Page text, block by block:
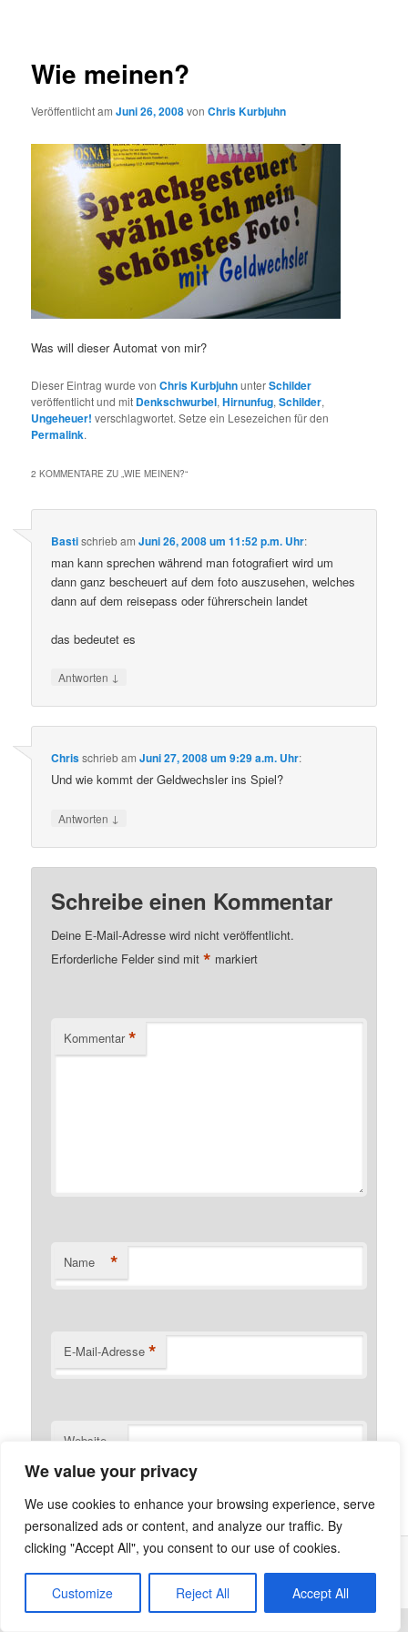
We value your privacy
We use cookies to enhance your browsing experience, serve
personalized ads or content, and analyze our traffic. By
clicking "Accept All", you consent to our use of cookies.
Customize Reject All Accept All
Wie meinen?
Veröffentlicht amJuni 26, 2008vonChris Kurbjuhn
Was will dieser Automat von mir?
Dieser Eintrag wurde vonChris KurbjuhnunterSchilder
veröffentlicht und mit Denkschwurbel,Hirnunfug,Schilder,
Ungeheuer! verschlagwortet. Setze ein Lesezeichen für den
Permalink.
2 KOMMENTARE ZU „WIE MEINEN?“
BastischriebamJuni 26, 2008 um 11:52 p.m. Uhr:
man kann sprechen während man fotografiert wird um
dann ganz bescheuert auf dem foto auszusehen, welches
dann auf dem reisepass oder führerschein landet
das bedeutet es
Antworten ↓
ChrisschriebamJuni 27, 2008 um 9:29 a.m. Uhr:
Und wie kommt der Geldwechsler ins Spiel?
Antworten ↓
Schreibe einen Kommentar
Deine E-Mail-Adresse wird nicht veröffentlicht.
Erforderliche Felder sind mit* markiert
Kommentar *
Name *
E-Mail-Adresse *
Website
Was ist die Netzecke? Stolz präsentiert von WordPress